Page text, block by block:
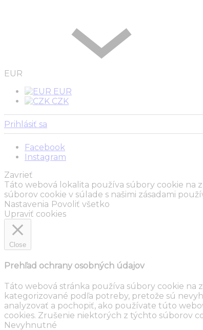
EUR
EUR
CZK
Prihlásiť sa
Facebook
Instagram
Zavrieť
Táto webová lokalita používa súbory cookie na
súborov cookie v súlade s našimi zásadami
Nastavenia Povoliť všetko
Upraviť cookies
Close
Prehľad ochrany osobných údajov
Táto webová stránka používa súbory cookie na
kategorizované podľa potreby, pretože sú
analyzovať a pochopiť, ako používate túto
cookies. Zrušenie niektorých z týchto súborov
Nevyhnutné